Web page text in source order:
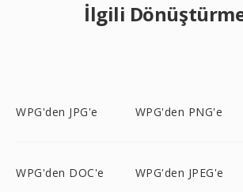
İlgili
WPG'den JPG'e WPG'den PNG'e
WPG'den DOC'e WPG'den JPEG'e